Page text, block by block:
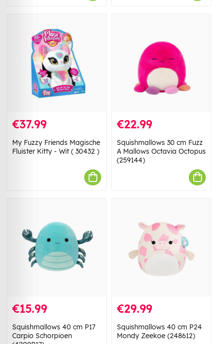
€37.99
My Fuzzy Friends Magische
Fluister Kitty - Wit ( 30432 )
€22.99
Squishmallows 30 cm Fuzz
A Mallows Octavia Octopus
(259144)
€15.99
Squishmallows 40 cm P17
Carpio Schorpioen
€29.99
Squishmallows 40 cm P24
Mondy Zeekoe (248612)